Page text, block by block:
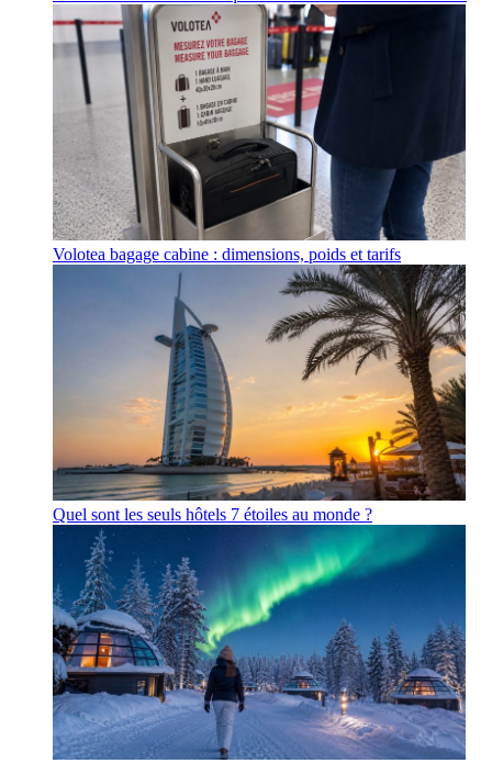
Volotea bagage cabine : dimensions, poids et tarifs
Quel sont les seuls hôtels 7 étoiles au monde ?